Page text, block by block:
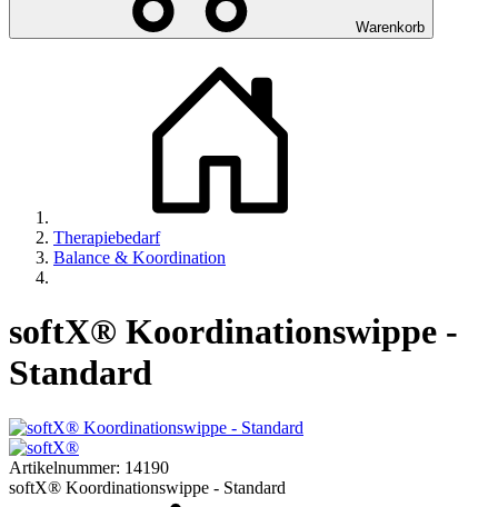
Warenkorb
Therapiebedarf
Balance & Koordination
softX® Koordinationswippe -
Standard
Artikelnummer: 14190
softX® Koordinationswippe - Standard